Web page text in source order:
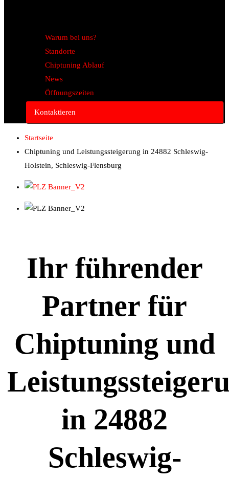
Warum bei uns?
Standorte
Chiptuning Ablauf
News
Öffnungszeiten
Kontaktieren
Startseite
Chiptuning und Leistungssteigerung in 24882 Schleswig-
Holstein, Schleswig-Flensburg
Ihr führender
Partner für
Chiptuning und
in 24882
Schleswig-